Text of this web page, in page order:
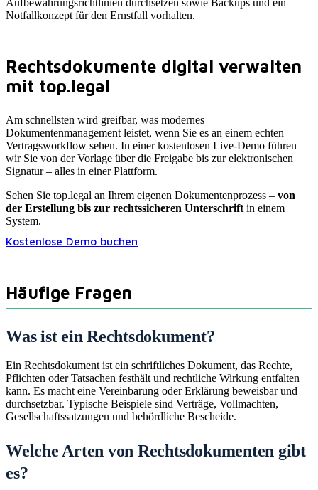
Aufbewahrungsrichtlinien durchsetzen sowie Backups und ein
Notfallkonzept für den Ernstfall vorhalten.
Rechtsdokumente digital verwalten
mit top.legal
Am schnellsten wird greifbar, was modernes
Dokumentenmanagement leistet, wenn Sie es an einem echten
Vertragsworkflow sehen. In einer kostenlosen Live-Demo führen
wir Sie von der Vorlage über die Freigabe bis zur elektronischen
Signatur – alles in einer Plattform.
Sehen Sie top.legal an Ihrem eigenen Dokumentenprozess – von
der Erstellung bis zur rechtssicheren Unterschrift in einem
System.
Kostenlose Demo buchen
Häufige Fragen
Was ist ein Rechtsdokument?
Ein Rechtsdokument ist ein schriftliches Dokument, das Rechte,
Pflichten oder Tatsachen festhält und rechtliche Wirkung entfalten
kann. Es macht eine Vereinbarung oder Erklärung beweisbar und
durchsetzbar. Typische Beispiele sind Verträge, Vollmachten,
Gesellschaftssatzungen und behördliche Bescheide.
Welche Arten von Rechtsdokumenten gibt
es?